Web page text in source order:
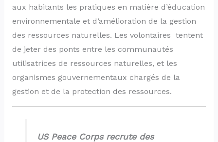
aux habitants les pratiques en matière d’éducation
environnementale et d’amélioration de la gestion
des ressources naturelles. Les volontaires tentent
de jeter des ponts entre les communautés
utilisatrices de ressources naturelles, et les
organismes gouvernementaux chargés de la
gestion et de la protection des ressources.
US Peace Corps recrute des